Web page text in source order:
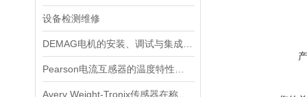
设备检测维修